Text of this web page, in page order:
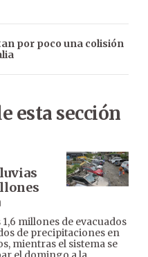
por poco una colisión
esta sección
millones de evacuados
de precipitaciones en
mientras el sistema se